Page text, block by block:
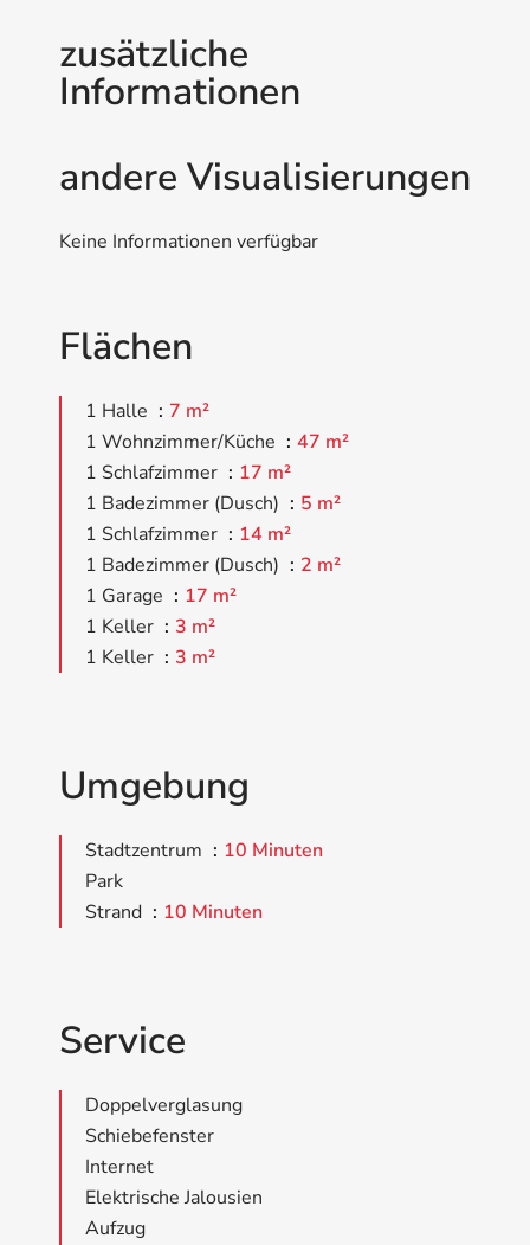
zusätzliche
Informationen
andere Visualisierungen
Keine Informationen verfügbar
Flächen
1 Halle
7 m²
1 Wohnzimmer/Küche
47 m²
1 Schlafzimmer
17 m²
1 Badezimmer (Dusch)
5 m²
1 Schlafzimmer
14 m²
1 Badezimmer (Dusch)
2 m²
1 Garage
17 m²
1 Keller
3 m²
1 Keller
3 m²
Umgebung
Stadtzentrum
10 Minuten
Park
Strand
10 Minuten
Service
Doppelverglasung
Schiebefenster
Internet
Elektrische Jalousien
Aufzug